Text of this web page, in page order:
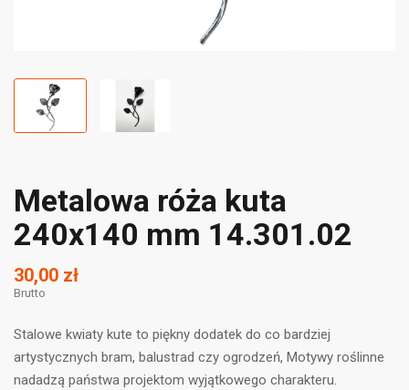
Metalowa róża kuta
240x140 mm 14.301.02
30,00 zł
Brutto
Stalowe kwiaty kute to piękny dodatek do co bardziej
artystycznych bram, balustrad czy ogrodzeń, Motywy roślinne
nadadzą państwa projektom wyjątkowego charakteru.